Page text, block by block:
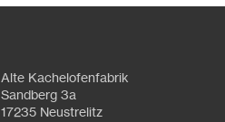
Alte Kachelofenfabrik
Sandberg 3a
17235 Neustrelitz